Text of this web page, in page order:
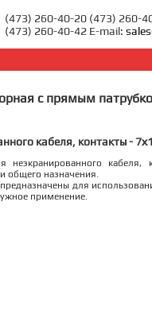
(473) 260-40-20 (473) 260-
(473) 260-40-42 E-mail:
с прямым
кабеля, контакты -
общего назначения.
для
применение.